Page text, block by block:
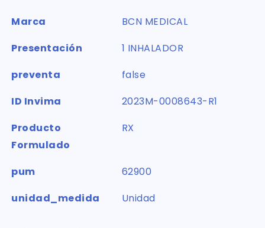
Marca
BCN MEDICAL
Presentación
1 INHALADOR
preventa
false
ID Invima
2023M-0008643-R1
Producto
Formulado
RX
pum
62900
unidad_medida
Unidad